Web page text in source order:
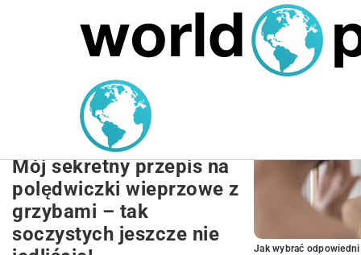
MARIUSZ ŁAMAGA 27.09.2025
Przepis na Soczyste
Polędwiczki Wieprzowe z
Grzybami | Obiad Marzeń
Mój sekretny przepis na
polędwiczki wieprzowe z
grzybami – tak
soczystych jeszcze nie
Jak wybrać